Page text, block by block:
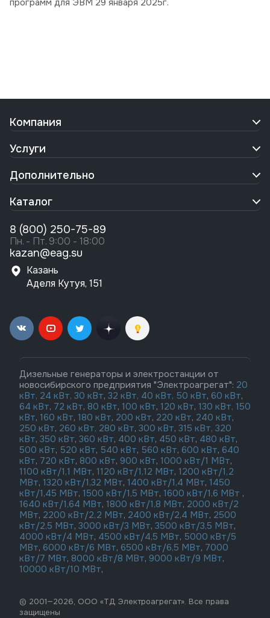
программ для ЭВМ 29 января 2025г.
Компания
Услуги
Дополнительно
Каталог
8 (800) 250-75-89
Пн. - Пт. 9:00 - 18:00
kazan@eag.su
Казань
Аделя Кутуя, 151
Дизельные генераторы и электростанции от
новосибирского предприятия "Электроагрегат": 20
кВт, 24 кВт, 30 кВт, 32 кВт, 40 кВт, 50 кВт, 60 кВт,
64 кВт, 72 кВт, 80 кВт, 100 кВт, 120 кВт, 130 кВт, 150
кВт, 160 кВт, 180 кВт, 200 кВт, 220 кВт, 240 кВт,
250 кВт, 260 кВт, 280 кВт, 300 кВт, 315 кВт, 320
кВт, 350 кВт, 360 кВт, 400 кВт, 450 кВт, 480 кВт,
500 кВт, 520 кВт, 540 кВт, 560 кВт, 600 кВт, 640
кВт, 720 кВт, 800 кВт, 900 кВт, 1000 кВт/1 МВт,
1100 кВт/1,1 МВт, 1120 кВт/1,12 МВт, 1200 кВт/1,2
МВт, 1320 кВт/1,32 МВт, 1400 кВт/1,4 МВт, 1450
кВт/1,45 МВт, 1500 кВт/1,5 МВт, 1600 кВт/1,6 МВт ,
1640 кВт/1,64 МВт, 1800 кВт/1,8 МВт, 2000 кВт/2
МВт, 2200 кВт/2,2 МВт, 2400 кВт/2,4 МВт, 2500
кВт/2,5 МВт, 3000 кВт/3 МВт, 3500 кВт/3,5 МВт,
4000 кВт/4 МВт, 4500 кВт/4,5 МВт, 5000 кВт/5
МВт, 6000 кВт/6 МВт, 6500 кВт/6,5 МВт, 7000
кВт/7 МВт, 8000 кВт/8 МВт, 9000 кВт/9 МВт,
10000 кВт/10 МВт,
© 2001—2026, ООО «ТД Электроагрегат». Все права
защищены